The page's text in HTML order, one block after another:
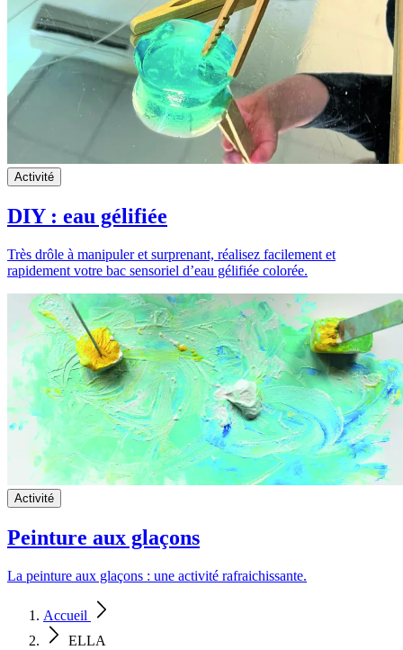
Activité
DIY : eau gélifiée
Très drôle à manipuler et surprenant, réalisez facilement et
rapidement votre bac sensoriel d’eau gélifiée colorée.
Activité
Peinture aux glaçons
La peinture aux glaçons : une activité rafraichissante.
Accueil
ELLA